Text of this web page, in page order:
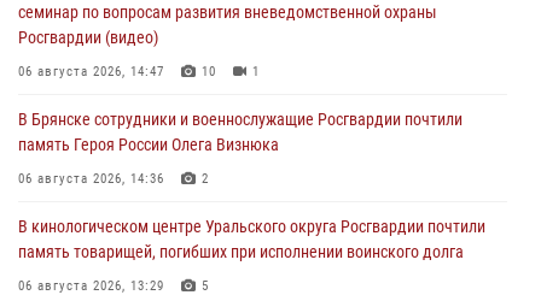
семинар по вопросам развития вневедомственной охраны
Росгвардии (видео)
06 августа 2026, 14:47 10 1
В Брянске сотрудники и военнослужащие Росгвардии почтили
память Героя России Олега Визнюка
06 августа 2026, 14:36 2
В кинологическом центре Уральского округа Росгвардии почтили
память товарищей, погибших при исполнении воинского долга
06 августа 2026, 13:29 5